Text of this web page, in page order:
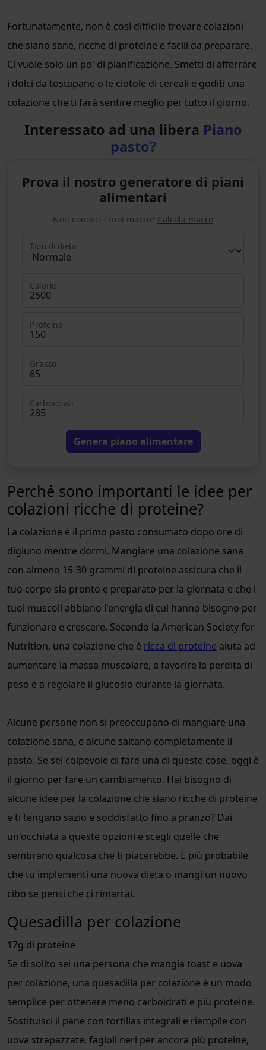
Fortunatamente, non è così difficile trovare colazioni
che siano sane, ricche di proteine e facili da preparare.
Ci vuole solo un po' di pianificazione. Smetti di afferrare
i dolci da tostapane o le ciotole di cereali e goditi una
colazione che ti farà sentire meglio per tutto il giorno.
Interessato ad una libera Piano
pasto?
Prova il nostro generatore di piani
alimentari
Non conosci i tuoi macro? Calcola macro
Tipo di dieta
Calorie
Proteina
Grasso
Carboidrati
Genera piano alimentare
Perché sono importanti le idee per
colazioni ricche di proteine?
La colazione è il primo pasto consumato dopo ore di
digiuno mentre dormi. Mangiare una colazione sana
con almeno 15-30 grammi di proteine assicura che il
tuo corpo sia pronto e preparato per la giornata e che i
tuoi muscoli abbiano l'energia di cui hanno bisogno per
funzionare e crescere. Secondo la American Society for
Nutrition, una colazione che è ricca di proteine aiuta ad
aumentare la massa muscolare, a favorire la perdita di
peso e a regolare il glucosio durante la giornata.
Alcune persone non si preoccupano di mangiare una
colazione sana, e alcune saltano completamente il
pasto. Se sei colpevole di fare una di queste cose, oggi è
il giorno per fare un cambiamento. Hai bisogno di
alcune idee per la colazione che siano ricche di proteine
e ti tengano sazio e soddisfatto fino a pranzo? Dai
un'occhiata a queste opzioni e scegli quelle che
sembrano qualcosa che ti piacerebbe. È più probabile
che tu implementi una nuova dieta o mangi un nuovo
cibo se pensi che ci rimarrai.
Quesadilla per colazione
17g di proteine
Se di solito sei una persona che mangia toast e uova
per colazione, una quesadilla per colazione è un modo
semplice per ottenere meno carboidrati e più proteine.
Sostituisci il pane con tortillas integrali e riempile con
uova strapazzate, fagioli neri per ancora più proteine,